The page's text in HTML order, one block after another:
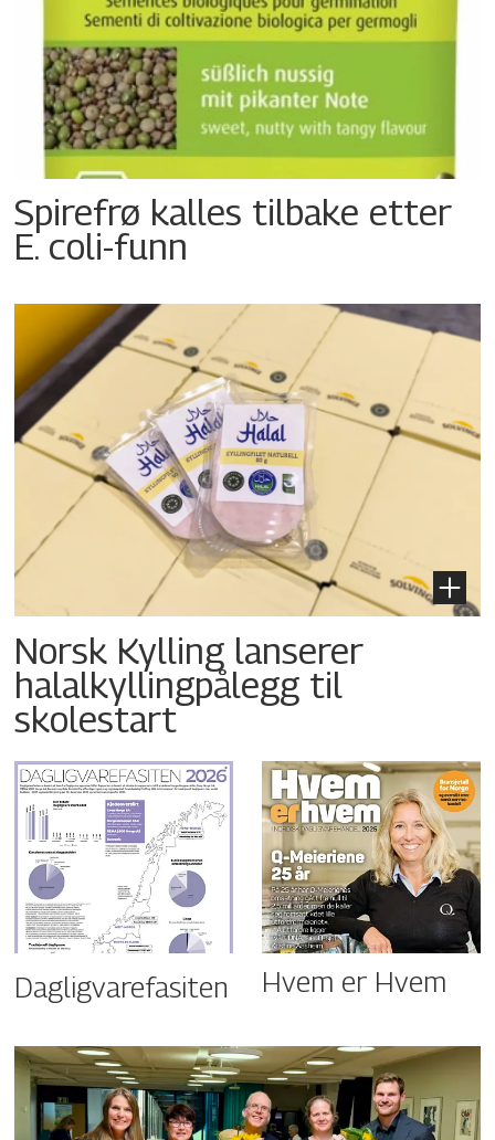
Spirefrø kalles tilbake etter
E. coli-funn
Norsk Kylling lanserer
halalkyllingpålegg til
skolestart
Dagligvarefasiten Hvem er Hvem